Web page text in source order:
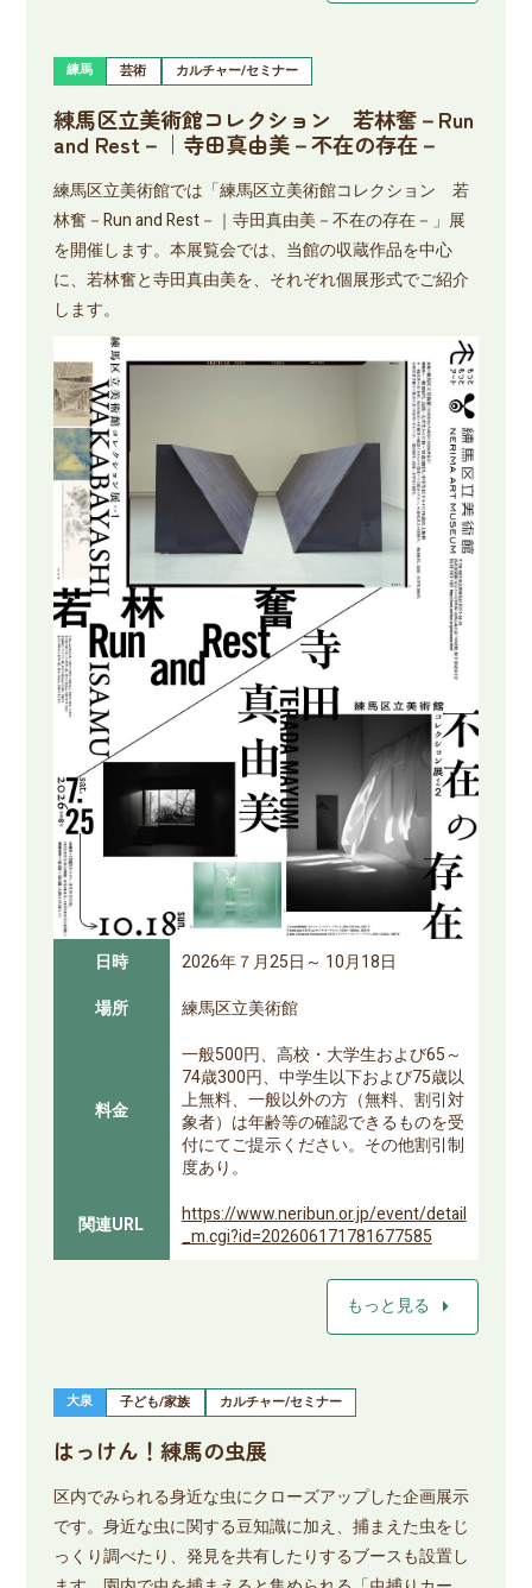
練馬 芸術 カルチャー/セミナー
練馬区立美術館コレクション 若林奮－Run
and Rest－｜寺田真由美－不在の存在－
練馬区立美術館では「練馬区立美術館コレクション 若
林奮－Run and Rest－｜寺田真由美－不在の存在－」展
を開催します。本展覧会では、当館の収蔵作品を中心
に、若林奮と寺田真由美を、それぞれ個展形式でご紹介
します。
日時
2026年７月25日～ 10月18日
場所
練馬区立美術館
料金
一般500円、高校・大学生および65～
74歳300円、中学生以下および75歳以
上無料、一般以外の方（無料、割引対
象者）は年齢等の確認できるものを受
付にてご提示ください。その他割引制
度あり。
関連URL
https://www.neribun.or.jp/event/detail
_m.cgi?id=202606171781677585
もっと見る arrow_right
大泉 子ども/家族 カルチャー/セミナー
はっけん！練馬の虫展
区内でみられる身近な虫にクローズアップした企画展示
です。身近な虫に関する豆知識に加え、捕まえた虫をじ
っくり調べたり、発見を共有したりするブースも設置し